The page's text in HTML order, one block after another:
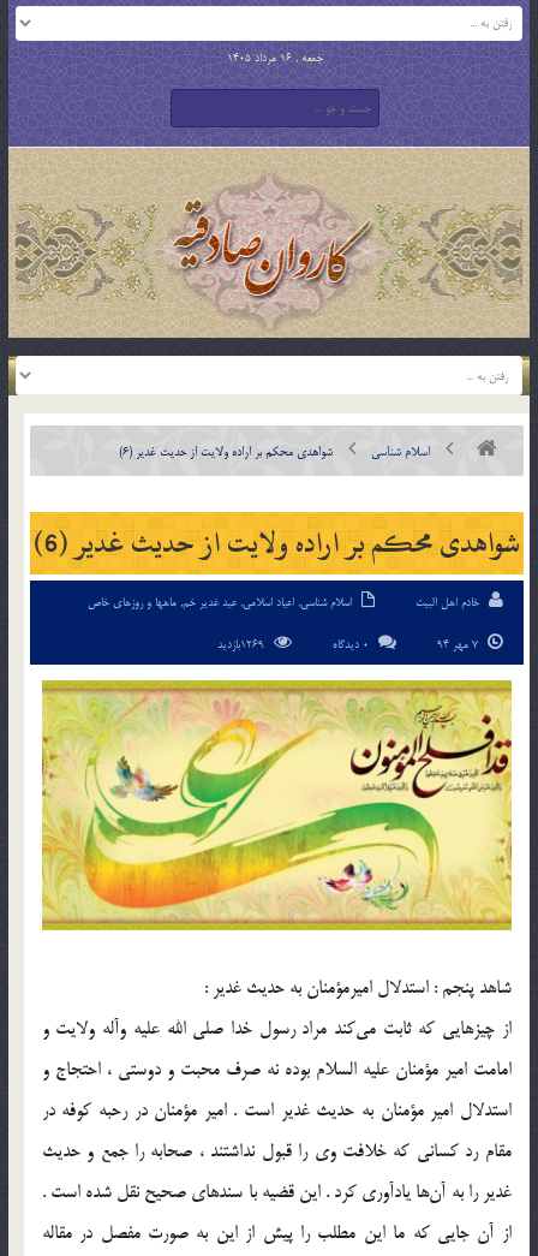
جمعه , 16 مرداد 1405
اسلام شناسی شواهدی محکم بر اراده ولایت از حدیث غدیر (6)
شواهدی محکم بر اراده ولایت از حدیث غدیر (6)
خادم اهل البیت اسلام شناسی, اعیاد اسلامی,عید غدیر خم, ماهها و روزهای خاص
0 دیدگاه
شاهد پنجم : استدلال امیرمؤمنان به حدیث غدیر :
از چیزهایی که ثابت می‌کند مراد رسول خدا صلی الله علیه وآله ولایت و
امامت امیر مؤمنان علیه السلام بوده نه صرف محبت و دوستی ، احتجاج و
استدلال امیر مؤمنان به حدیث غدیر است . امیر مؤمنان در رحبه کوفه در
مقام رد کسانی که خلافت وی را قبول نداشتند ، صحابه را جمع و حدیث
غدیر را به آن‌ها یادآوری کرد . این قضیه با سند‌های صحیح نقل شده است .
از آن جایی که ما این مطلب را پیش از این به صورت مفصل در مقاله